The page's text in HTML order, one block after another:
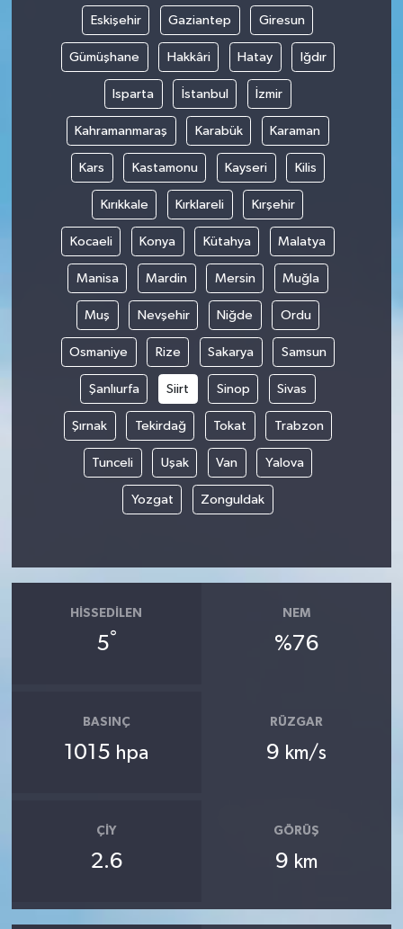
Eskişehir Gaziantep Giresun
Gümüşhane Hakkâri Hatay Iğdır
Isparta İstanbul İzmir
Kahramanmaraş Karabük Karaman
Kars Kastamonu Kayseri Kilis
Kırıkkale Kırklareli Kırşehir
Kocaeli Konya Kütahya Malatya
Manisa Mardin Mersin Muğla
Muş Nevşehir Niğde Ordu
Osmaniye Rize Sakarya Samsun
Şanlıurfa Siirt Sinop Sivas
Şırnak Tekirdağ Tokat Trabzon
Tunceli Uşak Van Yalova
Yozgat Zonguldak
HISSEDILEN
5°
NEM
%76
BASINÇ
1015 hpa
RÜZGAR
9 km/s
ÇIY
2.6
GÖRÜŞ
9 km